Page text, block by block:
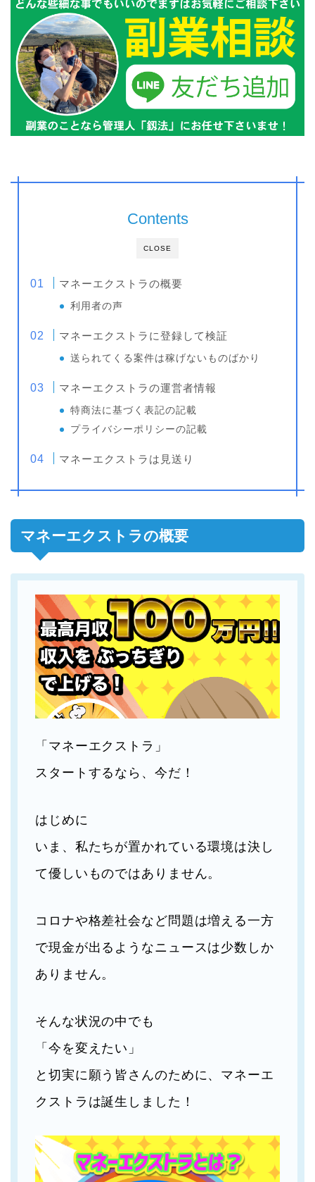
CLOSE
Contents
マネーエクストラの概要
利用者の声
マネーエクストラに登録して検証
送られてくる案件は稼げないものばかり
マネーエクストラの運営者情報
特商法に基づく表記の記載
プライバシーポリシーの記載
マネーエクストラは見送り
マネーエクストラの概要
「マネーエクストラ」
スタートするなら、今だ！
はじめに
いま、私たちが置かれている環境は決し
て優しいものではありません。
コロナや格差社会など問題は増える一方
で現金が出るようなニュースは少数しか
ありません。
そんな状況の中でも
「今を変えたい」
と切実に願う皆さんのために、マネーエ
クストラは誕生しました！